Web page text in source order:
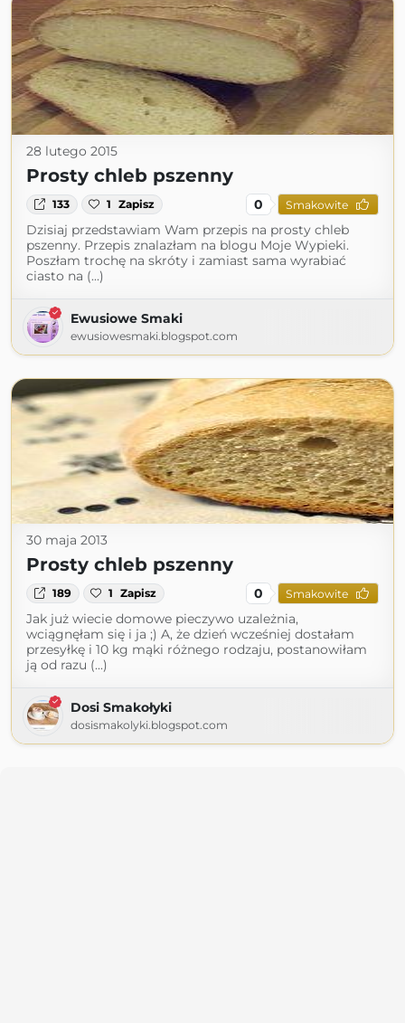
28 lutego 2015
Prosty chleb pszenny
133 1 Zapisz 0 Smakowite
Dzisiaj przedstawiam Wam przepis na prosty chleb
pszenny. Przepis znalazłam na blogu Moje Wypieki.
Poszłam trochę na skróty i zamiast sama wyrabiać
ciasto na (...)
Ewusiowe Smaki
ewusiowesmaki.blogspot.com
30 maja 2013
Prosty chleb pszenny
189 1 Zapisz 0 Smakowite
Jak już wiecie domowe pieczywo uzależnia,
wciągnęłam się i ja ;) A, że dzień wcześniej dostałam
przesyłkę i 10 kg mąki różnego rodzaju, postanowiłam
ją od razu (...)
Dosi Smakołyki
dosismakolyki.blogspot.com